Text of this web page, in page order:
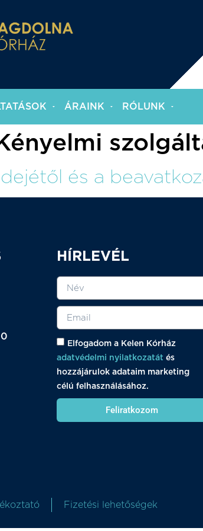
ÁRAINK RÓLUNK
és a
HÍRLEVÉL
Elfogadom a Kelen Kórház
adatvédelmi nyilatkozatát és
hozzájárulok adataim marketing
célú felhasználásához.
Feliratkozom
Fizetési lehetőségek